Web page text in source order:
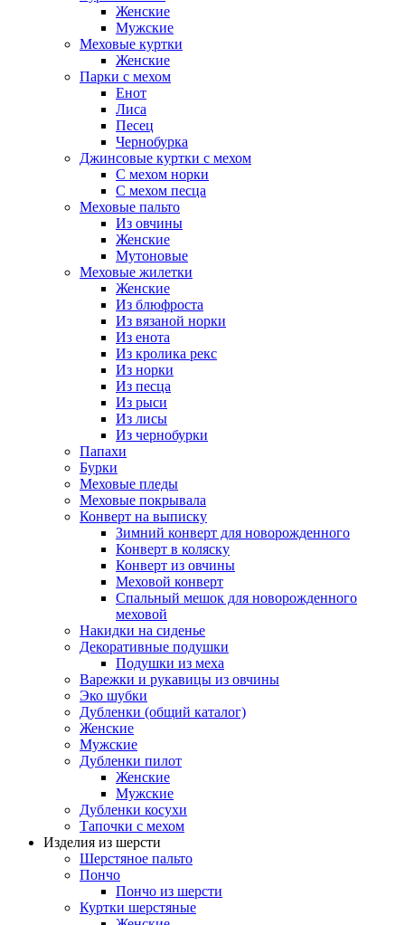
Женские
Мужские
Меховые куртки
Женские
Парки с мехом
Енот
Лиса
Песец
Чернобурка
Джинсовые куртки с мехом
С мехом норки
С мехом песца
Меховые пальто
Из овчины
Женские
Мутоновые
Меховые жилетки
Женские
Из блюфроста
Из вязаной норки
Из енота
Из кролика рекс
Из норки
Из песца
Из рыси
Из лисы
Из чернобурки
Папахи
Бурки
Меховые пледы
Меховые покрывала
Конверт на выписку
Зимний конверт для новорожденного
Конверт в коляску
Конверт из овчины
Меховой конверт
Спальный мешок для новорожденного
меховой
Накидки на сиденье
Декоративные подушки
Подушки из меха
Варежки и рукавицы из овчины
Эко шубки
Дубленки (общий каталог)
Женские
Мужские
Дубленки пилот
Женские
Мужские
Дубленки косухи
Тапочки с мехом
Изделия из шерсти
Шерстяное пальто
Пончо
Пончо из шерсти
Куртки шерстяные